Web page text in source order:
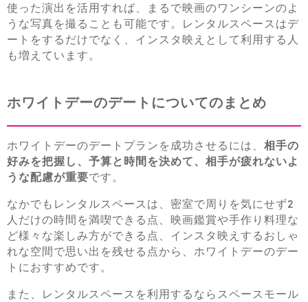
使った演出を活用すれば、まるで映画のワンシーンのよ
うな写真を撮ることも可能です。レンタルスペースはデ
ートをするだけでなく、インスタ映えとして利用する人
も増えています。
ホワイトデーのデートについてのまとめ
ホワイトデーのデートプランを成功させるには、 相手の
好みを把握し、予算と時間を決めて、相手が疲れないよ
うな配慮が重要です。
なかでもレンタルスペースは、密室で周りを気にせず2
人だけの時間を満喫できる点、映画鑑賞や手作り料理な
ど様々な楽しみ方ができる点、インスタ映えするおしゃ
れな空間で思い出を残せる点から、ホワイトデーのデー
トにおすすめです。
また、レンタルスペースを利用するならスペースモール